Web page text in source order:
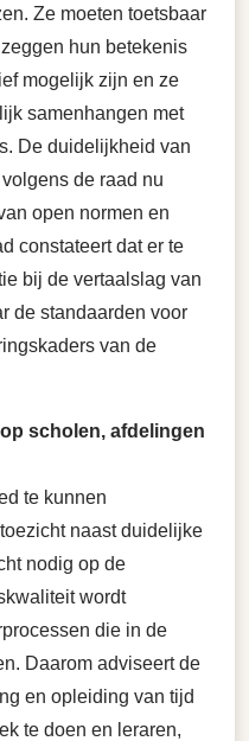
Ze moeten toetsbaar
hun betekenis
mogelijk zijn en ze
samenhangen met
De duidelijkheid van
de raad nu
open normen en
constateert dat er te
bij de vertaalslag van
de standaarden voor
van de
scholen, afdelingen
te kunnen
naast duidelijke
nodig op de
wordt
die in de
Daarom adviseert de
en opleiding van tijd
te doen en leraren,